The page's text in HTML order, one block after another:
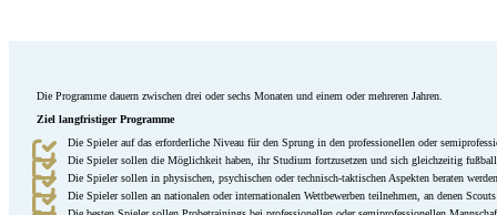
Die Programme dauern zwischen drei oder sechs Monaten und einem oder mehreren Jahren.
Ziel langfristiger Programme
Die Spieler auf das erforderliche Niveau für den Sprung in den professionellen oder
Die Spieler sollen die Möglichkeit haben, ihr Studium fortzusetzen und sich gleichzeitig
Die Spieler sollen in physischen, psychischen oder technisch-taktischen Aspekten beraten
Die Spieler sollen an nationalen oder internationalen Wettbewerben teilnehmen, an denen